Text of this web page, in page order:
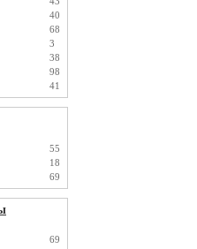
40
68
3
38
98
41
55
18
69
69